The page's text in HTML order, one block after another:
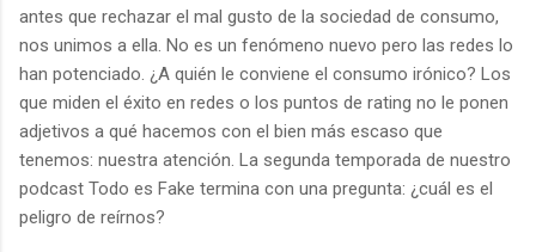
antes que rechazar el mal gusto de la sociedad de consumo,
nos unimos a ella. No es un fenómeno nuevo pero las redes lo
han potenciado. ¿A quién le conviene el consumo irónico? Los
que miden el éxito en redes o los puntos de rating no le ponen
adjetivos a qué hacemos con el bien más escaso que
tenemos: nuestra atención. La segunda temporada de nuestro
podcast Todo es Fake termina con una pregunta: ¿cuál es el
peligro de reírnos?